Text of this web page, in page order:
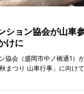
ション協会が山
けに
協会（盛岡市中ノ橋通1）
まつり 山車行事」に向け